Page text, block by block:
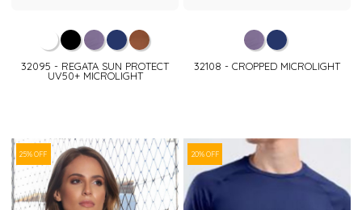
32095 - REGATA SUN PROTECT
UV50+ MICROLIGHT
32108 - CROPPED MICROLIGHT
25% OFF 20% OFF